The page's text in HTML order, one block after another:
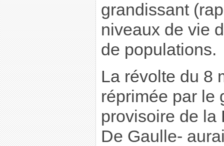
grandissant
niveaux de vie
de populations.
La révolte du 8
réprimée par le
provisoire de la
De Gaulle-